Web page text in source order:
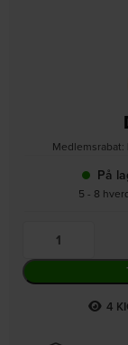
Medlemsrabat:
På
5 - 8
4